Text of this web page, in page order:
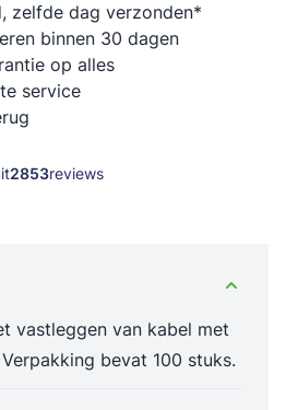
zelfde dag verzonden*
binnen 30 dagen
op alles
service
2853reviews
vastleggen van kabel met
bevat 100 stuks.